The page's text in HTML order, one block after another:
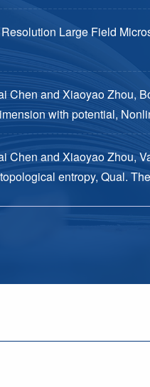
Large Field
Chen and Xiaoyao Zhou,
with potential,
Chen and Xiaoyao Zhou,
entropy, Qual.